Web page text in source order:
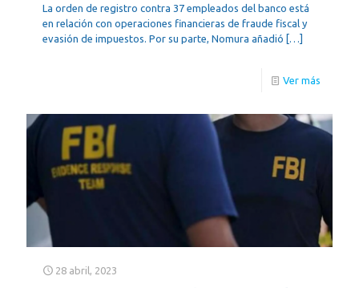
La orden de registro contra 37 empleados del banco está
en relación con operaciones financieras de fraude fiscal y
evasión de impuestos. ​Por su parte, Nomura añadió […]
Ver más
28 abril, 2023